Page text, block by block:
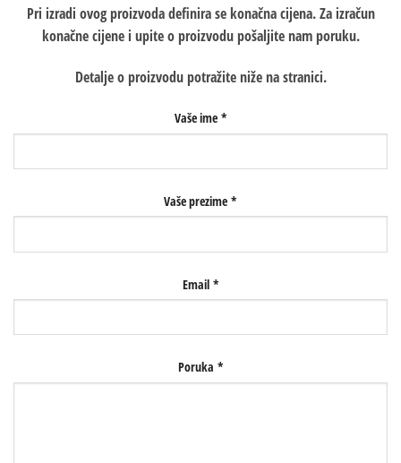
Pri izradi ovog proizvoda definira se konačna cijena. Za izračun
konačne cijene i upite o proizvodu pošaljite nam poruku.
Detalje o proizvodu potražite niže na stranici.
Vaše ime *
Vaše prezime *
Email *
Poruka *